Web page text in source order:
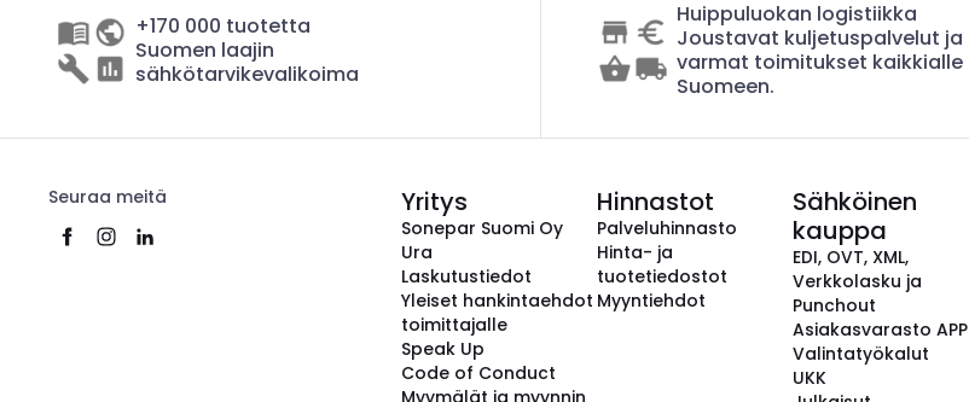
+170 000 tuotetta
Suomen laajin
sähkötarvikevalikoima
Huippuluokan logistiikka
Joustavat kuljetuspalvelut ja
varmat toimitukset kaikkialle
Suomeen.
Seuraa meitä Yritys
Sonepar Suomi Oy
Ura
Laskutustiedot
Yleiset hankintaehdot
toimittajalle
Speak Up
Code of Conduct
Myymälät ja myynnin
Hinnastot
Palveluhinnasto
Hinta- ja
tuotetiedostot
Myyntiehdot
Sähköinen
kauppa
EDI, OVT, XML,
Verkkolasku ja
Punchout
Asiakasvarasto APP
Valintatyökalut
UKK